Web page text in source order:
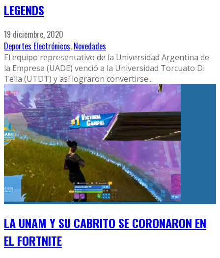
LEGENDS
19 diciembre, 2020
Deportes Electrónicos, Novedades
El equipo representativo de la Universidad Argentina de
la Empresa (UADE) venció a la Universidad Torcuato Di
Tella (UTDT) y así lograron convertirse...
LA UNAM Y SU CABRITO SE CORONARON EN
EL FORTNITE